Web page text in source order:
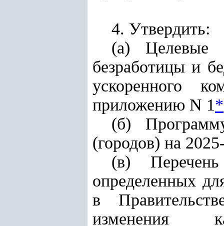
4. Утвердить:
(а) Целевые
безработицы и
ускоренного
приложению N 1*
(б)
(городов) на
(в)
определенных
в
изменения